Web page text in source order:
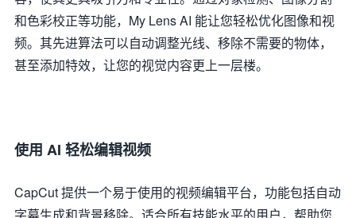
和色彩校正等功能，My Lens AI 能让您轻松优化图像和视
频。其先进算法可以自动调整光线、移除不需要的物体，
甚至添加特效，让您的视觉内容更上一层楼。
使用 AI 轻松编辑视频
CapCut 提供一个易于使用的视频编辑平台，功能包括自动
字幕生成和背景移除。适合所有技能水平的用户，帮助您